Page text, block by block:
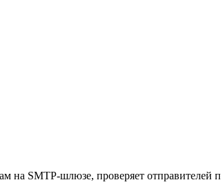
на SMTP-шлюзе, проверяет